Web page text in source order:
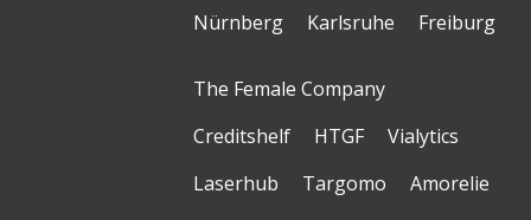
Nürnberg
Karlsruhe Freiburg
The Female Company
Creditshelf
HTGF
Vialytics
Laserhub
Targomo
Amorelie